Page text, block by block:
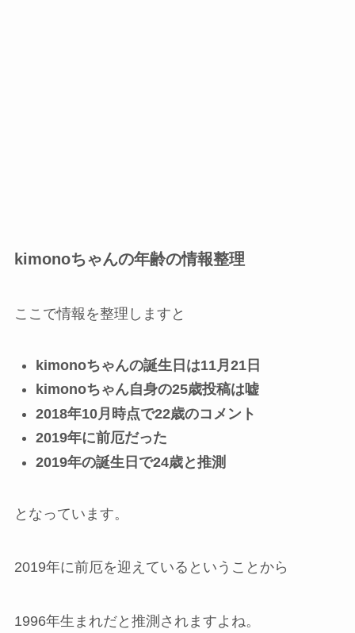
kimonoちゃんの年齢の情報整理
ここで情報を整理しますと
kimonoちゃんの誕生日は11月21日
kimonoちゃん自身の25歳投稿は嘘
2018年10月時点で22歳のコメント
2019年に前厄だった
2019年の誕生日で24歳と推測
となっています。
2019年に前厄を迎えているということから
1996年生まれだと推測されますよね。